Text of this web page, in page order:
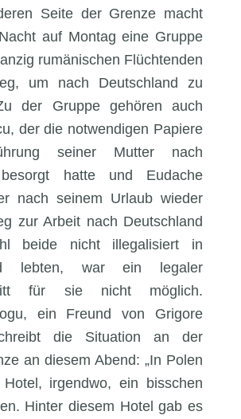
Seite der Grenze macht
auf Montag eine Gruppe
rumänischen Flüchtenden
um nach Deutschland zu
der Gruppe gehören auch
der die notwendigen Papiere
seiner Mutter nach
hatte und Eudache
nach seinem Urlaub wieder
zur Arbeit nach Deutschland
beide nicht illegalisiert in
lebten, war ein legaler
für sie nicht möglich.
ein Freund von Grigore
die Situation an der
an diesem Abend: „In Polen
irgendwo, ein bisschen
Hinter diesem Hotel gab es